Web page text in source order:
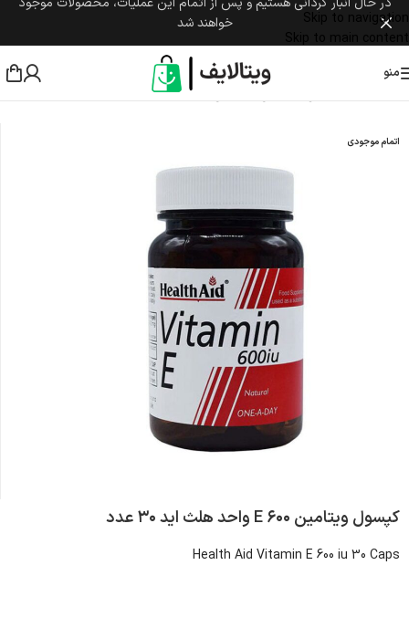
Skip to navigation
Skip to main content
خواهند شد
منو
اتمام موجودی
کپسول ویتامین E ۶۰۰ واحد هلث اید ۳۰ عدد
Health Aid Vitamin E 600 iu 30 Caps